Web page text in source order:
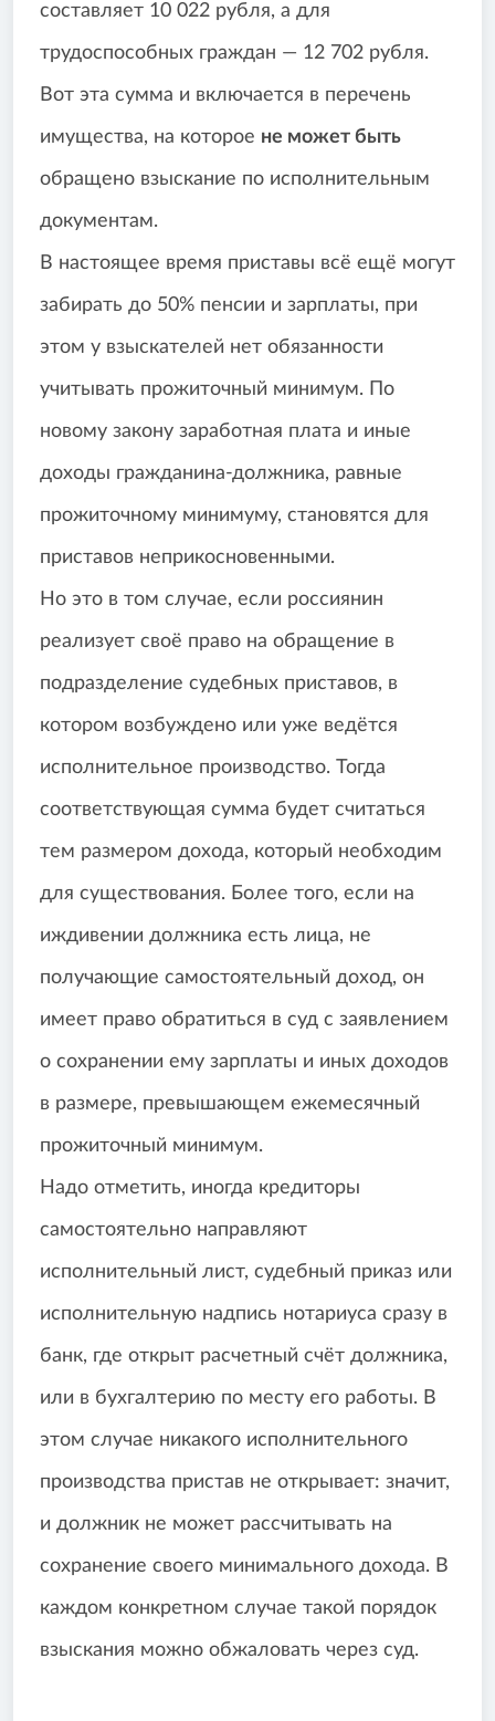
составляет 10 022 рубля, а для
трудоспособных граждан — 12 702 рубля.
Вот эта сумма и включается в перечень
имущества, на которое не может быть
обращено взыскание по исполнительным
документам.
В настоящее время приставы всё ещё могут
забирать до 50% пенсии и зарплаты, при
этом у взыскателей нет обязанности
учитывать прожиточный минимум. По
новому закону заработная плата и иные
доходы гражданина-должника, равные
прожиточному минимуму, становятся для
приставов неприкосновенными.
Но это в том случае, если россиянин
реализует своё право на обращение в
подразделение судебных приставов, в
котором возбуждено или уже ведётся
исполнительное производство. Тогда
соответствующая сумма будет считаться
тем размером дохода, который необходим
для существования. Более того, если на
иждивении должника есть лица, не
получающие самостоятельный доход, он
имеет право обратиться в суд с заявлением
о сохранении ему зарплаты и иных доходов
в размере, превышающем ежемесячный
прожиточный минимум.
Надо отметить, иногда кредиторы
самостоятельно направляют
исполнительный лист, судебный приказ или
исполнительную надпись нотариуса сразу в
банк, где открыт расчетный счёт должника,
или в бухгалтерию по месту его работы. В
этом случае никакого исполнительного
производства пристав не открывает: значит,
и должник не может рассчитывать на
сохранение своего минимального дохода. В
каждом конкретном случае такой порядок
взыскания можно обжаловать через суд.